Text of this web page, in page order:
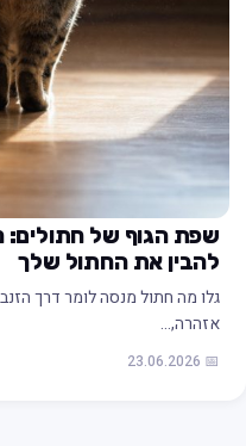
שפת הגוף של חתולים:
להבין את החתול שלך
גלו מה חתול מנסה לומר דרך
אזהרה,…
📅 23.06.2026